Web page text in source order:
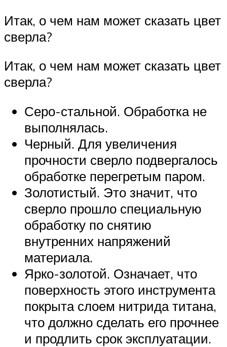
Итак, о чем нам может сказать цвет
сверла?
Итак, о чем нам может сказать цвет
сверла?
Серо-стальной. Обработка не
выполнялась.
Черный. Для увеличения
прочности сверло подвергалось
обработке перегретым паром.
Золотистый. Это значит, что
сверло прошло специальную
обработку по снятию
внутренних напряжений
материала.
Ярко-золотой. Означает, что
поверхность этого инструмента
покрыта слоем нитрида титана,
что должно сделать его прочнее
и продлить срок эксплуатации.